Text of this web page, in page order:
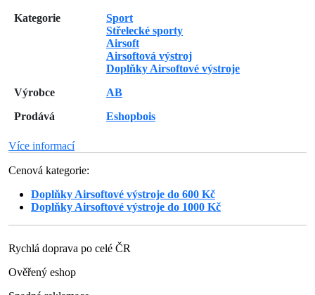
Kategorie
Sport
Střelecké sporty
Airsoft
Airsoftová výstroj
Doplňky Airsoftové výstroje
Výrobce
AB
Prodává
Eshopbois
Více informací
Cenová kategorie:
Doplňky Airsoftové výstroje do 600 Kč
Doplňky Airsoftové výstroje do 1000 Kč
Rychlá doprava po celé ČR
Ověřený eshop